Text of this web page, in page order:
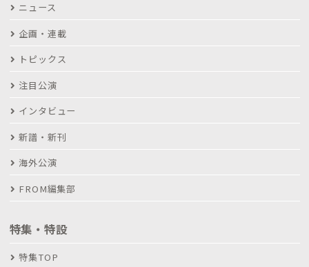
ニュース
企画・連載
トピックス
注目公演
インタビュー
新譜・新刊
海外公演
FROM編集部
特集・特設
特集TOP